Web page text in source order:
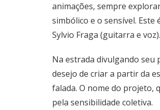
animações, sempre
simbólico e o sensível.
Sylvio Fraga (guitarra e voz).
Na estrada divulgando seu
desejo de criar a partir da
falada. O nome do projeto,
pela sensibilidade coletiva.